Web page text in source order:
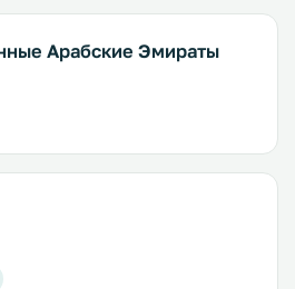
Арабские Эмираты